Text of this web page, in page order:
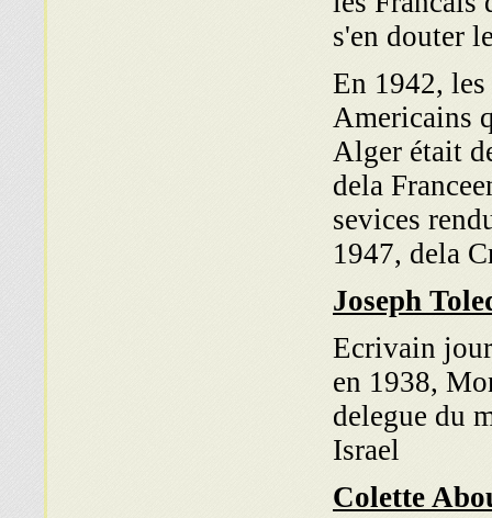
s'en douter
En 1942,
Americains
Alger était
dela
sevices
1947, dela
Joseph
Ecrivain
en 1938,
delegue du
Israel
Colette